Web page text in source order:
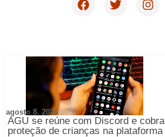
AGU se reúne com Discord e cobra
proteção de crianças na plataforma
agosto 8, 2026